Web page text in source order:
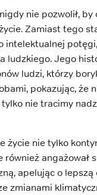
nie pozwolił, by
Zamiast tego
intelektualnej
ludzkiego. Jego
ludzi, którzy
pokazując, że
nie tracimy
życie nie tylko
również angażował
apelując o lepszą
zmianami